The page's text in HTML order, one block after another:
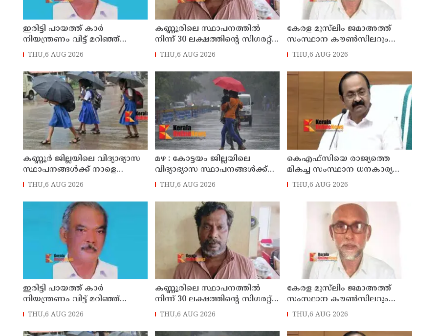
ഇരിട്ടി പായത്ത് കാർ
നിയന്ത്രണം വിട്ട് മറിഞ്ഞ്
തളിപ്പറമ്പിലെ ആദ്യ കാല
THU,6 AUG 2026
കണ്ണൂരിലെ സ്ഥാപനത്തിൽ
നിന്ന് 30 ലക്ഷത്തിന്റെ സിഗരറ്റ്
മോഷണം: തമിഴ്‌നാട്
തെങ്കാശിയിൽ പിടിയിൽ
THU,6 AUG 2026
കേരള മുസ്‌ലിം ജമാഅത്ത്
സംസ്ഥാന കൗൺസിലറും
തളിപ്പറമ്പിലെ മുതിർന്ന മാധ്യമ
അലി മൊഗ്രാൽ നിര്യാതനായി
THU,6 AUG 2026
കണ്ണൂർ ജില്ലയിലെ വിദ്യാഭ്യാസ
സ്ഥാപനങ്ങള്‍ക്ക് നാളെ
(07/08/2026), അവധി
THU,6 AUG 2026
മഴ : കോട്ടയം ജില്ലയിലെ
വിദ്യാഭ്യാസ സ്ഥാപനങ്ങൾക്ക്
നാളെ അവധി
THU,6 AUG 2026
കെഎഫ്‌സിയെ രാജ്യത്തെ
മികച്ച സംസ്ഥാന ധനകാര്യ
സ്ഥാപനമാക്കും: മുഖ്യമന്ത്രി വി
ഡി സതീശൻ
THU,6 AUG 2026
ഇരിട്ടി പായത്ത് കാർ
നിയന്ത്രണം വിട്ട് മറിഞ്ഞ്
തളിപ്പറമ്പിലെ ആദ്യ കാല
THU,6 AUG 2026
കണ്ണൂരിലെ സ്ഥാപനത്തിൽ
നിന്ന് 30 ലക്ഷത്തിന്റെ സിഗരറ്റ്
മോഷണം: തമിഴ്‌നാട്
തെങ്കാശിയിൽ പിടിയിൽ
THU,6 AUG 2026
കേരള മുസ്‌ലിം ജമാഅത്ത്
സംസ്ഥാന കൗൺസിലറും
തളിപ്പറമ്പിലെ മുതിർന്ന മാധ്യമ
അലി മൊഗ്രാൽ നിര്യാതനായി
THU,6 AUG 2026